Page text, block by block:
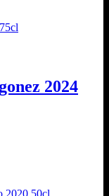
2024